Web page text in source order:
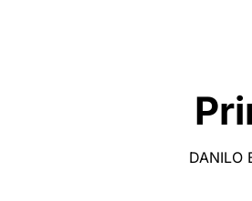
DANILO